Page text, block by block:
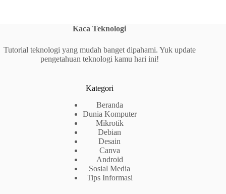
Kaca Teknologi
Tutorial teknologi yang mudah banget dipahami. Yuk update
pengetahuan teknologi kamu hari ini!
Kategori
Beranda
Dunia Komputer
Mikrotik
Debian
Desain
Canva
Android
Sosial Media
Tips Informasi